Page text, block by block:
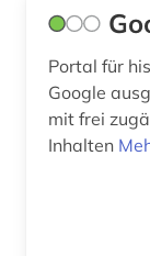
Portal für
Google
mit frei
Inhalten